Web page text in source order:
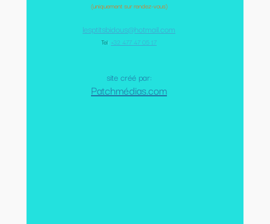
(uniquement sur rendez-vous)
lesptitsbidous@hotmail.com
Tel: +32 477 47 05 17
site créé par:
Patchmédias.com